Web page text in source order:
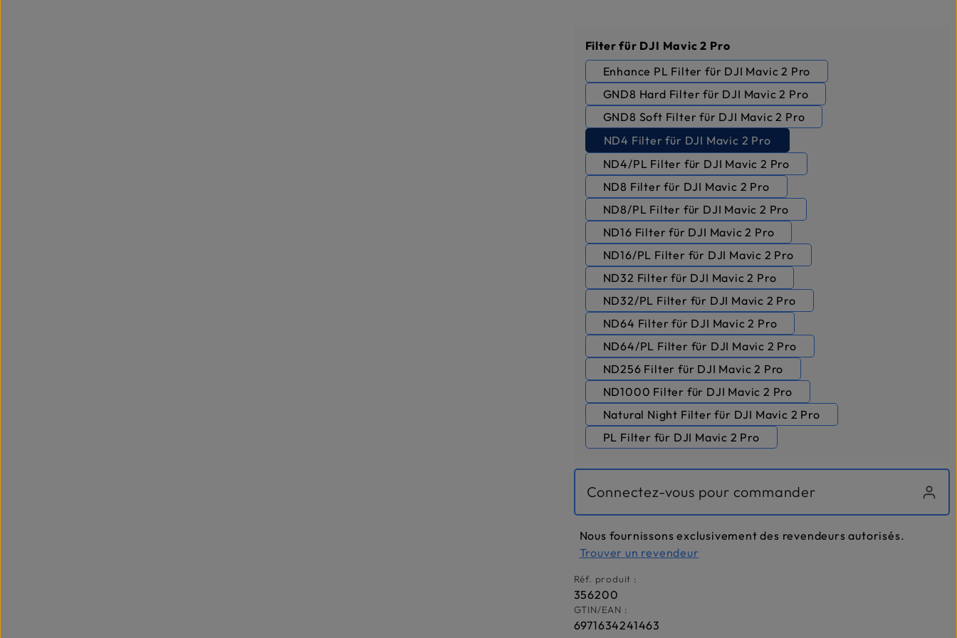
Sélectionnez
Filter für DJI Mavic 2 Pro
Enhance PL Filter für DJI Mavic 2 Pro
GND8 Hard Filter für DJI Mavic 2 Pro
GND8 Soft Filter für DJI Mavic 2 Pro
ND4 Filter für DJI Mavic 2 Pro
ND4/PL Filter für DJI Mavic 2 Pro
ND8 Filter für DJI Mavic 2 Pro
ND8/PL Filter für DJI Mavic 2 Pro
ND16 Filter für DJI Mavic 2 Pro
ND16/PL Filter für DJI Mavic 2 Pro
ND32 Filter für DJI Mavic 2 Pro
ND32/PL Filter für DJI Mavic 2 Pro
ND64 Filter für DJI Mavic 2 Pro
ND64/PL Filter für DJI Mavic 2 Pro
ND256 Filter für DJI Mavic 2 Pro
ND1000 Filter für DJI Mavic 2 Pro
Natural Night Filter für DJI Mavic 2 Pro
PL Filter für DJI Mavic 2 Pro
Connectez-vous pour commander
Nous fournissons exclusivement des revendeurs autorisés.
Trouver un revendeur
Réf. produit :
356200
GTIN/EAN :
6971634241463